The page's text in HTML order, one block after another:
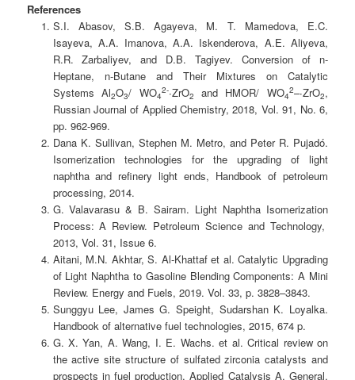
References
S.I. Abasov, S.B. Agayeva, M. T. Mamedova, E.C.
Isayeva, A.A. Imanova, A.A. Iskenderova, A.E. Aliyeva,
R.R. Zarbaliyev, and D.B. Tagiyev. Conversion of n-
Heptane, n-Butane and Their Mixtures on Catalytic
Systems Al2O3/ WO4
2-∙ZrO2 and HMOR/ WO4
2–∙ZrO2,
Russian Journal of Applied Chemistry, 2018, Vol. 91, No. 6,
pp. 962-969.
Dana K. Sullivan, Stephen M. Metro, and Peter R. Pujadó.
Isomerization technologies for the upgrading of light
naphtha and refinery light ends, Handbook of petroleum
processing, 2014.
G. Valavarasu & B. Sairam. Light Naphtha Isomerization
Process: A Review. Petroleum Science and Technology,
2013, Vol. 31, Issue 6.
Aitani, M.N. Akhtar, S. Al-Khattaf еt al. Catalytic Upgrading
of Light Naphtha to Gasoline Blending Components: A Mini
Review. Energy and Fuels, 2019. Vol. 33, p. 3828–3843.
Sunggyu Lee, James G. Speight, Sudarshan K. Loyalka.
Handbook of alternative fuel technologies, 2015, 674 p.
G. X. Yan, A. Wang, I. E. Wachs. еt al. Critical review on
the active site structure of sulfated zirconia catalysts and
prospects in fuel production, Applied Catalysis A, General.